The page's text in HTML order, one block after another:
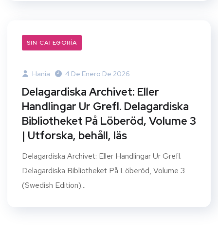
SIN CATEGORÍA
Hania 4 De Enero De 2026
Delagardiska Archivet: Eller
Handlingar Ur Grefl. Delagardiska
Bibliotheket På Löberöd, Volume 3
| Utforska, behåll, läs
Delagardiska Archivet: Eller Handlingar Ur Grefl.
Delagardiska Bibliotheket På Löberöd, Volume 3
(Swedish Edition)...